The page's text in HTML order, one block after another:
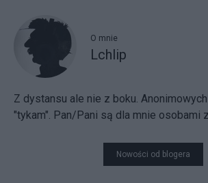
O mnie
Lchlip
Z dystansu ale nie z boku.
"tykam". Pan/Pani są dla mnie osobami
Nowości od blogera